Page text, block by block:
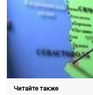
Читайте также